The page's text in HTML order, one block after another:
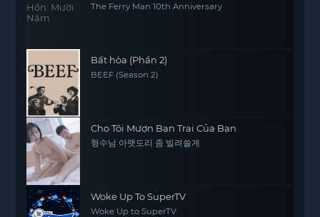
The Ferry Man 10th Anniversary
Bất hòa (Phần 2)
BEEF (Season 2)
Cho Tôi Mượn Bạn Trai Của Bạn
형수님 아랫도리 좀 빌려쓸게
Woke Up To SuperTV
Woke Up to SuperTV